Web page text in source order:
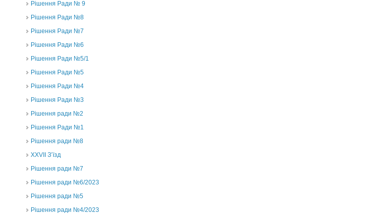
Рішення Ради № 9
Рішення Ради №8
Рішення Ради №7
Рішення Ради №6
Рішення Ради №5/1
Рішення Ради №5
Рішення Ради №4
Рішення Ради №3
Рішення ради №2
Рішення Ради №1
Рішення ради №8
ХХVII З’їзд
Рішення ради №7
Рішення ради №6/2023
Рішення ради №5
Рішення ради №4/2023